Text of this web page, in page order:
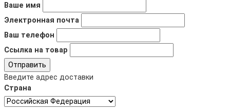
Ваше имя
Электронная почта
Ваш телефон
Ссылка на товар
Отправить
Введите адрес доставки
Страна